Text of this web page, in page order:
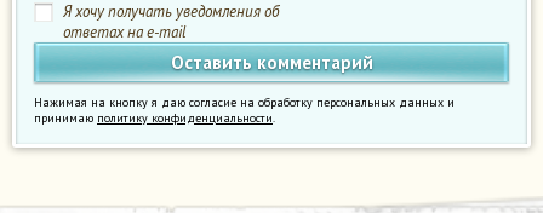
Я хочу получать уведомления об
ответах на e-mail
Нажимая на кнопку я даю согласие на обработку персональных данных и
принимаю политику конфиденциальности.